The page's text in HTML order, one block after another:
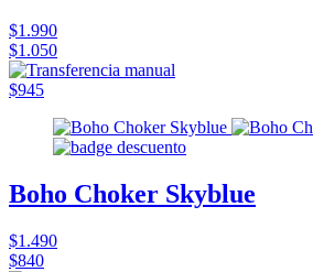
$1.990
$1.050
$945
Boho Choker Skyblue
$1.490
$840